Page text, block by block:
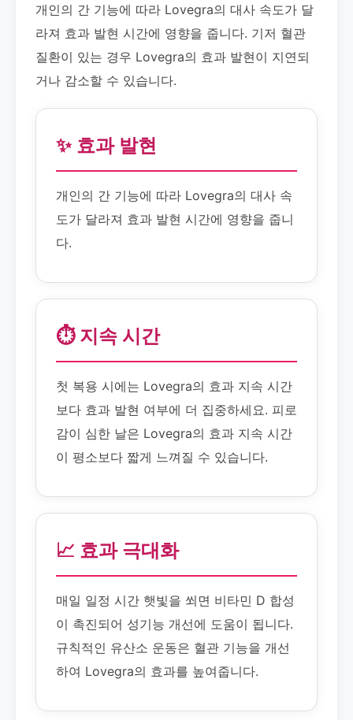
개인의 간 기능에 따라 Lovegra의 대사 속도가 달
라져 효과 발현 시간에 영향을 줍니다. 기저 혈관
질환이 있는 경우 Lovegra의 효과 발현이 지연되
거나 감소할 수 있습니다.
✨ 효과 발현
개인의 간 기능에 따라 Lovegra의 대사 속
도가 달라져 효과 발현 시간에 영향을 줍니
다.
⏱️ 지속 시간
첫 복용 시에는 Lovegra의 효과 지속 시간
보다 효과 발현 여부에 더 집중하세요. 피로
감이 심한 날은 Lovegra의 효과 지속 시간
이 평소보다 짧게 느껴질 수 있습니다.
📈 효과 극대화
매일 일정 시간 햇빛을 쐬면 비타민 D 합성
이 촉진되어 성기능 개선에 도움이 됩니다.
규칙적인 유산소 운동은 혈관 기능을 개선
하여 Lovegra의 효과를 높여줍니다.